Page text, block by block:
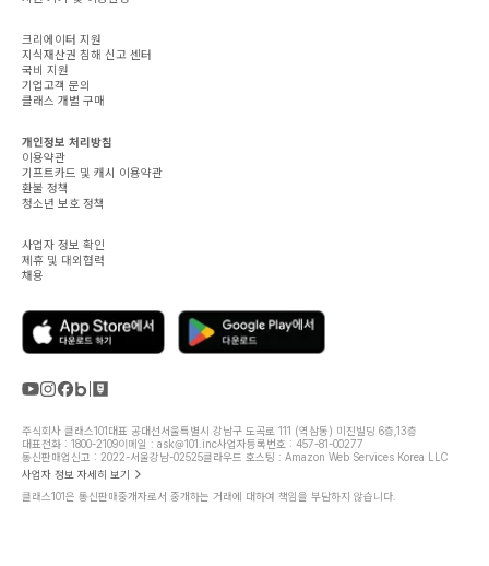
크리에이터 지원
지식재산권 침해 신고 센터
국비 지원
기업고객 문의
클래스 개별 구매
개인정보 처리방침
이용약관
기프트카드 및 캐시 이용약관
환불 정책
청소년 보호 정책
사업자 정보 확인
제휴 및 대외협력
채용
주식회사 클래스101대표 공대선서울특별시 강남구 도곡로 111 (역삼동) 미진빌딩 6층,13층
대표전화 : 1800-2109이메일 : ask@101.inc사업자등록번호 : 457-81-00277
통신판매업신고 : 2022-서울강남-02525클라우드 호스팅 : Amazon Web Services Korea LLC
사업자 정보 자세히 보기
클래스101은 통신판매중개자로서 중개하는 거래에 대하여 책임을 부담하지 않습니다.